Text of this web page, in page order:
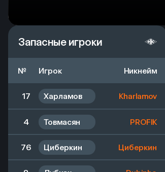
Запасные игроки
№ Игрок Никнейм
17 Харламов Kharlamov
4 Товмасян PROFIK
76 Циберкин Циберкин